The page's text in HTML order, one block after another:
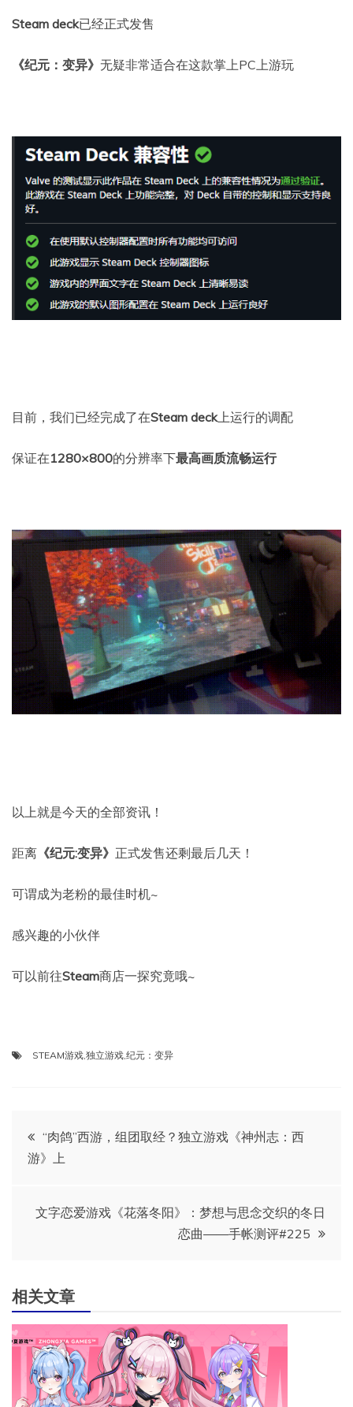
Steam deck已经正式发售
《纪元：变异》 无疑非常适合在这款掌上PC上游玩
目前，我们已经完成了在Steam deck上运行的调配
保证在1280×800的分辨率下最高画质流畅运行
以上就是今天的全部资讯！
距离 《纪元:变异》 正式发售还剩最后几天！
可谓成为老粉的最佳时机~
感兴趣的小伙伴
可以前往Steam商店一探究竟哦~
STEAM游戏,独立游戏,纪元：变异
文
章
导
“肉鸽”西游，组团取经？独立游戏《神州志：西
游》上
文字恋爱游戏《花落冬阳》：梦想与思念交织的冬日
恋曲——手帐测评#225
相关文章